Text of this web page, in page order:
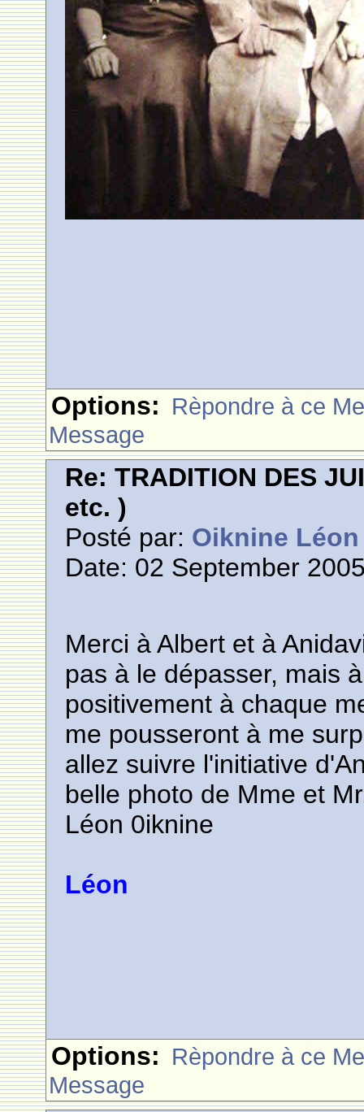
Options: Rèpondre à ce
Message
Re: TRADITION DES
etc. )
Posté par: Oiknine Léon
Date: 02 September
Merci à Albert et à
pas à le dépasser, mais
positivement à chaque
me pousseront à me
allez suivre l'initiative
belle photo de Mme et
Léon 0iknine
Léon
Options: Rèpondre à ce
Message